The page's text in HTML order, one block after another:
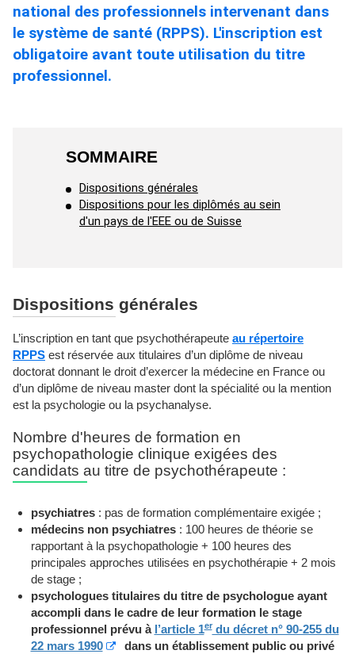
national des professionnels intervenant dans
le système de santé (RPPS). L'inscription est
obligatoire avant toute utilisation du titre
professionnel.
SOMMAIRE
Dispositions générales
Dispositions pour les diplômés au sein
d'un pays de l'EEE ou de Suisse
Dispositions générales
L’inscription en tant que psychothérapeute au répertoire
RPPS est réservée aux titulaires d’un diplôme de niveau
doctorat donnant le droit d’exercer la médecine en France ou
d’un diplôme de niveau master dont la spécialité ou la mention
est la psychologie ou la psychanalyse.
Nombre d'heures de formation en
psychopathologie clinique exigées des
candidats au titre de psychothérapeute :
psychiatres: pas de formation complémentaire exigée ;
médecins non psychiatres: 100 heures de théorie se
rapportant à la psychopathologie + 100 heures des
principales approches utilisées en psychothérapie + 2 mois
de stage ;
psychologues titulaires du titre de psychologue ayant
accompli dans le cadre de leur formation le stage
professionnel prévu à l’article 1erdu décret n° 90-255 du
22 mars 1990
dans un établissement public ou privé